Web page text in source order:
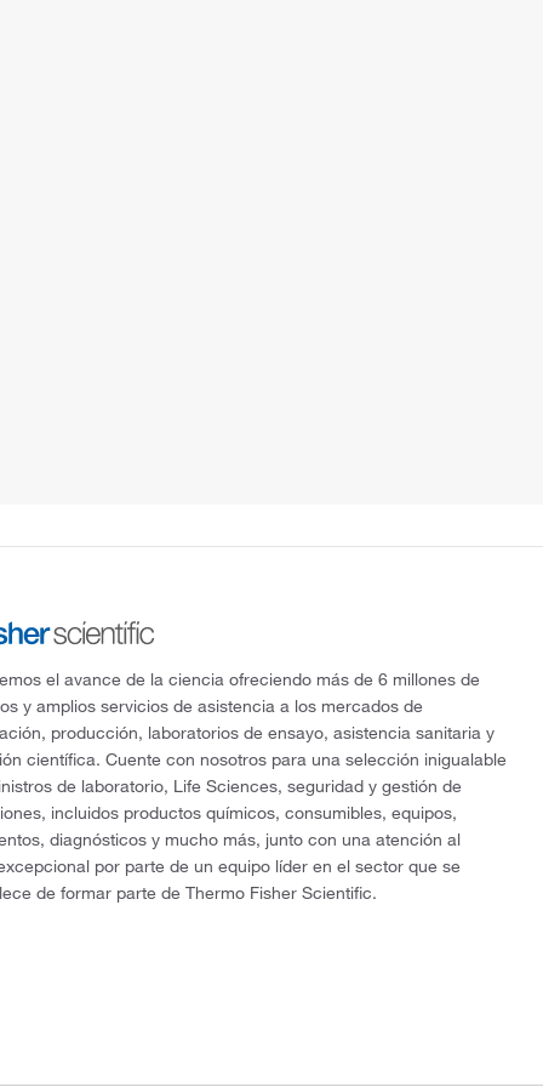
el avance de la ciencia ofreciendo más de 6 millones de
y amplios servicios de asistencia a los mercados de
producción, laboratorios de ensayo, asistencia sanitaria y
científica. Cuente con nosotros para una selección inigualable
de laboratorio, Life Sciences, seguridad y gestión de
incluidos productos químicos, consumibles, equipos,
diagnósticos y mucho más, junto con una atención al
por parte de un equipo líder en el sector que se
de formar parte de Thermo Fisher Scientific.